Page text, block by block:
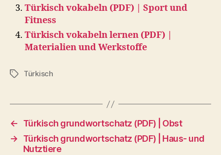
Türkisch vokabeln (PDF) | Sport und
Fitness
Türkisch vokabeln lernen (PDF) |
Materialien und Werkstoffe
TagsTürkisch
←
Türkisch grundwortschatz (PDF) | Obst
→
Türkisch grundwortschatz (PDF) | Haus- und
Nutztiere